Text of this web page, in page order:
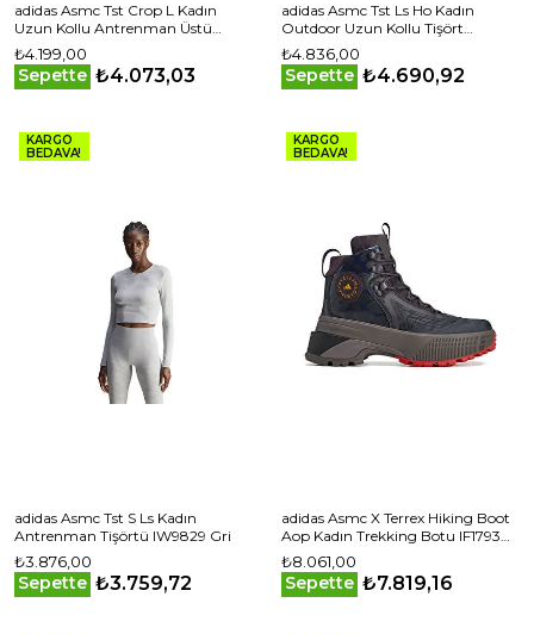
adidas Asmc Tst Crop L Kadın
Uzun Kollu Antrenman Üstü
IW6370 Mor
₺4.199,00
Sepette ₺4.073,03
adidas Asmc Tst Ls Ho Kadın
Outdoor Uzun Kollu Tişört
IW6368 Gri
₺4.836,00
Sepette ₺4.690,92
KARGO
BEDAVA!
adidas Asmc Tst S Ls Kadın
Antrenman Tişörtü IW9829 Gri
₺3.876,00
Sepette ₺3.759,72
KARGO
BEDAVA!
adidas Asmc X Terrex Hiking Boot
Aop Kadın Trekking Botu IF1793
Renkli
₺8.061,00
Sepette ₺7.819,16